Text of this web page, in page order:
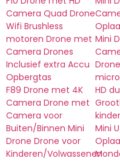
Camera Quad Drone
Wifi Brushless
motoren Drone met
Camera Drones
Inclusief extra Accu
Opbergtas
F89 Drone met 4K
Camera Drone met
Camera voor
Buiten/Binnen Mini
Drone Drone voor
Kinderen/Volwassenen
Mini
HD
Mini